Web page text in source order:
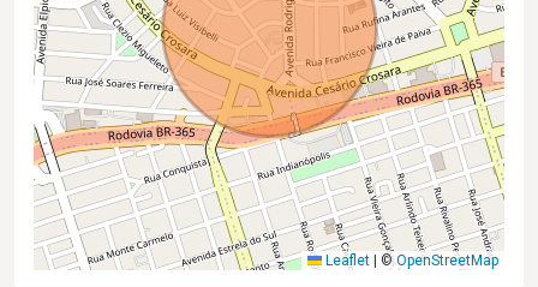
Leaflet ©OpenStreetMap